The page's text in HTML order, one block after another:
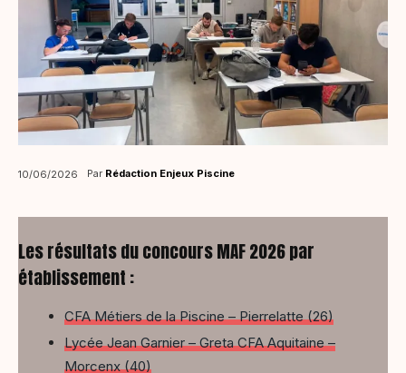
10/06/2026 Par Rédaction Enjeux Piscine
Les résultats du concours MAF 2026 par
établissement :
CFA Métiers de la Piscine – Pierrelatte (26)
Lycée Jean Garnier – Greta CFA Aquitaine –
Morcenx (40)